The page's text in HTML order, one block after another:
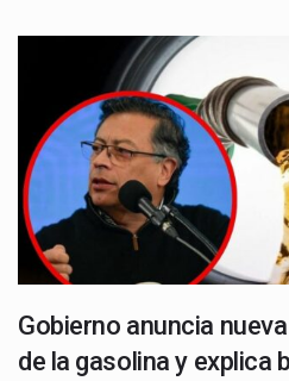
Gobierno anuncia
de la gasolina y explica